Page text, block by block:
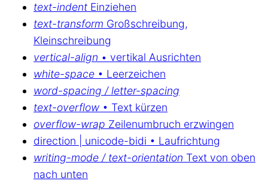
text-indent Einziehen
text-transform Großschreibung,
Kleinschreibung
vertical-align • vertikal Ausrichten
white-space • Leerzeichen
word-spacing / letter-spacing
text-overflow • Text kürzen
overflow-wrap Zeilenumbruch erzwingen
direction | unicode-bidi • Laufrichtung
writing-mode / text-orientation Text von oben
nach unten